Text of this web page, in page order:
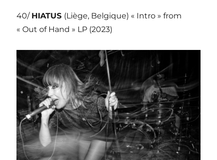
40/ HIATUS (Liège, Belgique) « Intro » from
« Out of Hand » LP (2023)